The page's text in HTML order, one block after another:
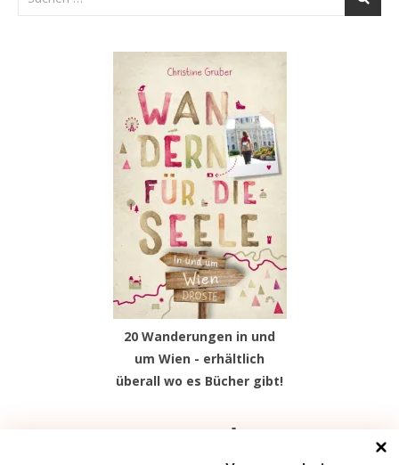
20 Wanderungen in und
um Wien - erhältlich
überall wo es Bücher gibt!